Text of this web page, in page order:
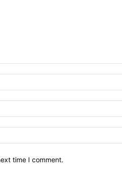
time I comment.